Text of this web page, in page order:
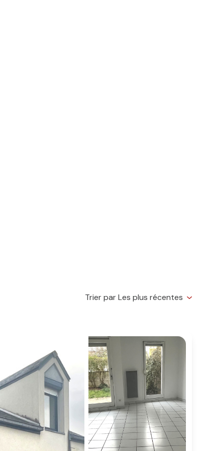
Trier par Les plus récentes